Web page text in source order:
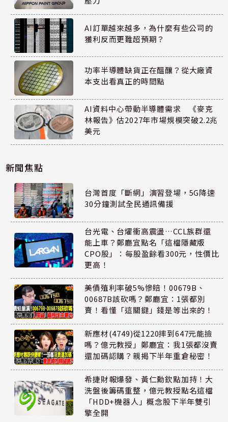
AI訂單越來越多，為什麼有些公司的
獲利反而更難超預期？
功率半導體缺貨正在醞釀？從大廠資
本支出看真正的時間點
AI資料中心帶動半導體需求 《麥克
林報告》估2027年市場規模突破2.2兆
美元
新聞焦點
台灣首度「斷網」演習登場，5G降速
30分鐘測試全民通訊備援
台光電、台燿衝高震盪…CCL族群還
能上車？鄭廳宜點名「這檔隱藏版
CPO股」：每股盈餘看300元，性價比
更高！
美債殖利率破5%慘賠！00679B、
00687B該砍嗎？鄭廳宜：1張都別
賣！看懂「這關鍵」錢是等出來的！
新應材(4749)從1220摔到647元能撿
嗎？億元教授」鄭廳宜：我1張都沒賣
還加碼認購？親揭下半年重倉秘密！
希捷財報爆發、黃仁勳欽點加持！大
洗盤後籌碼重整，億元教授點名這檔
「HDD+機器人」概念股下半年雙引
擎全開